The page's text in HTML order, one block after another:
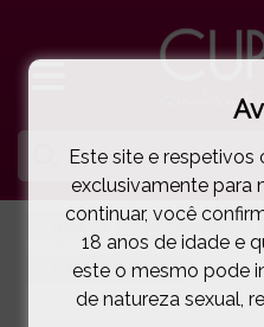
COTTELLI COLLECTION CHOKER
Este site e
exclusivamente para
continuar, você
18 anos de idade e
este o mesmo pode
de natureza sexual,